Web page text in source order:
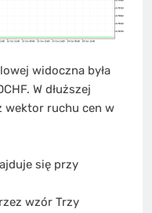
widoczna była
W dłuższej
wektor ruchu cen w
się przy
wzór Trzy